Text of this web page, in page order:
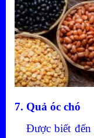
7. Quả óc chó
Được biết đến